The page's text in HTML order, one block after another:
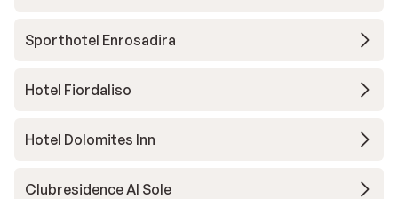
Sporthotel Enrosadira
Hotel Fiordaliso
Hotel Dolomites Inn
Clubresidence Al Sole